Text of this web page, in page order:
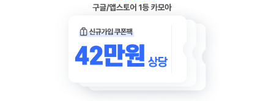
함께 가는 친구에게 정보를 공유해보세요
카카오톡 링크복사